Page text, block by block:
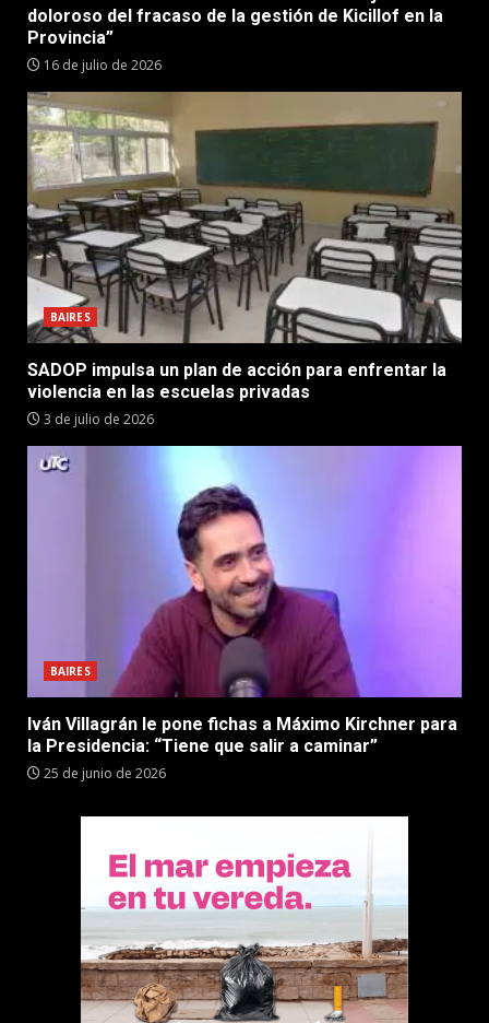
doloroso del fracaso de la gestión de Kicillof en la
Provincia”
16 de julio de 2026
BAIRES
SADOP impulsa un plan de acción para enfrentar la
violencia en las escuelas privadas
3 de julio de 2026
BAIRES
Iván Villagrán le pone fichas a Máximo Kirchner para
la Presidencia: “Tiene que salir a caminar”
25 de junio de 2026